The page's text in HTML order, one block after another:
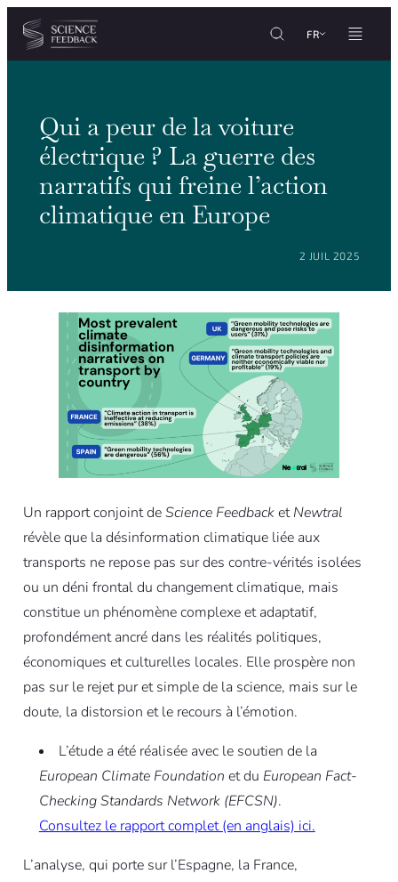
Personnaliser les paramètres de vos cookies
Aller au contenu
FR
Qui a peur de la voiture
électrique ? La guerre des
narratifs qui freine l’action
climatique en Europe
POSTÉ LE :
2 JUIL 2025
Un rapport conjoint deScience FeedbacketNewtral
révèle que la désinformation climatique liée aux
transports ne repose pas sur des contre-vérités isolées
ou un déni frontal du changement climatique, mais
constitue un phénomène complexe et adaptatif,
profondément ancré dans les réalités politiques,
économiques et culturelles locales. Elle prospère non
pas sur le rejet pur et simple de la science, mais sur le
doute, la distorsion et le recours à l’émotion.
L’étude a été réalisée avec le soutien de la
European Climate Foundation et du European Fact-
Checking Standards Network (EFCSN).
Consultez le rapport complet (en anglais) ici.
L’analyse, qui porte sur l’Espagne, la France,